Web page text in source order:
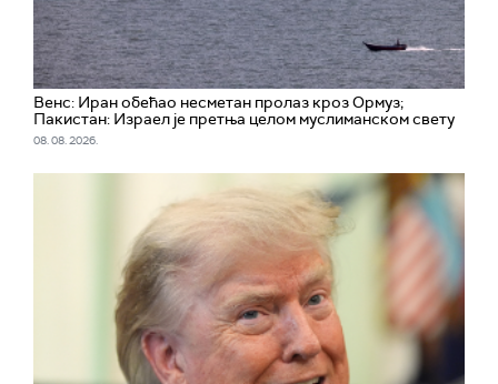
Венс: Иран обећао несметан пролаз кроз Ормуз;
Пакистан: Израел је претња целом муслиманском свету
08. 08. 2026.